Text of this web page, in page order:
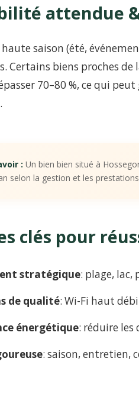
attendue
haute saison (été,
Certains biens proches
70–80 %, ce qui
: Un bien bien situé à
selon la gestion et les
clés pour
stratégique: plage, lac,
de qualité: Wi-Fi haut
énergétique: réduire
: saison, entretien,